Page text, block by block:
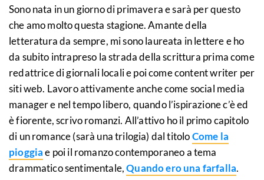
Sono nata in un giorno di primavera e sarà per questo
che amo molto questa stagione. Amante della
letteratura da sempre, mi sono laureata in lettere e ho
da subito intrapreso la strada della scrittura prima come
redattrice di giornali locali e poi come content writer per
siti web. Lavoro attivamente anche come social media
manager e nel tempo libero, quando l’ispirazione c’è ed
è fiorente, scrivo romanzi. All’attivo ho il primo capitolo
di un romance (sarà una trilogia) dal titoloCome la
pioggiae poi il romanzo contemporaneo a tema
drammatico sentimentale,Quando ero una farfalla.